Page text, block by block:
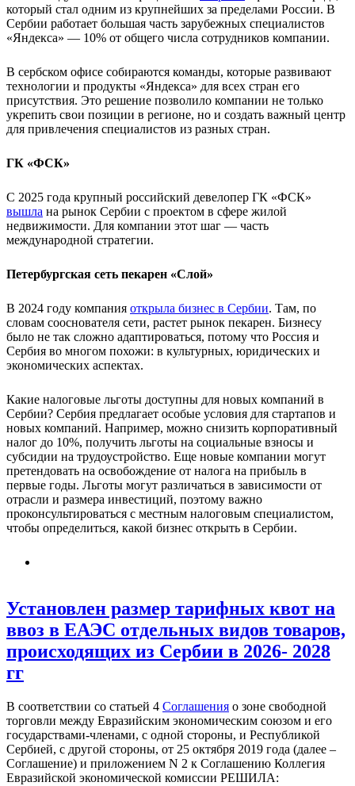
который стал одним из крупнейших за пределами России. В
Сербии работает большая часть зарубежных специалистов
«Яндекса» — 10% от общего числа сотрудников компании.
В сербском офисе собираются команды, которые развивают
технологии и продукты «Яндекса» для всех стран его
присутствия. Это решение позволило компании не только
укрепить свои позиции в регионе, но и создать важный центр
для привлечения специалистов из разных стран.
ГК «ФСК»
С 2025 года крупный российский девелопер ГК «ФСК»
вышла на рынок Сербии с проектом в сфере жилой
недвижимости. Для компании этот шаг — часть
международной стратегии.
Петербургская сеть пекарен «Слой»
В 2024 году компания открыла бизнес в Сербии. Там, по
словам сооснователя сети, растет рынок пекарен. Бизнесу
было не так сложно адаптироваться, потому что Россия и
Сербия во многом похожи: в культурных, юридических и
экономических аспектах.
Какие налоговые льготы доступны для новых компаний в
Сербии? Сербия предлагает особые условия для стартапов и
новых компаний. Например, можно снизить корпоративный
налог до 10%, получить льготы на социальные взносы и
субсидии на трудоустройство. Еще новые компании могут
претендовать на освобождение от налога на прибыль в
первые годы. Льготы могут различаться в зависимости от
отрасли и размера инвестиций, поэтому важно
проконсультироваться с местным налоговым специалистом,
чтобы определиться, какой бизнес открыть в Сербии.
Установлен размер тарифных квот на
ввоз в ЕАЭС отдельных видов товаров,
происходящих из Сербии в 2026- 2028
гг
В соответствии со статьей 4 Соглашения о зоне свободной
торговли между Евразийским экономическим союзом и его
государствами-членами, с одной стороны, и Республикой
Сербией, с другой стороны, от 25 октября 2019 года (далее –
Соглашение) и приложением N 2 к Соглашению Коллегия
Евразийской экономической комиссии РЕШИЛА: